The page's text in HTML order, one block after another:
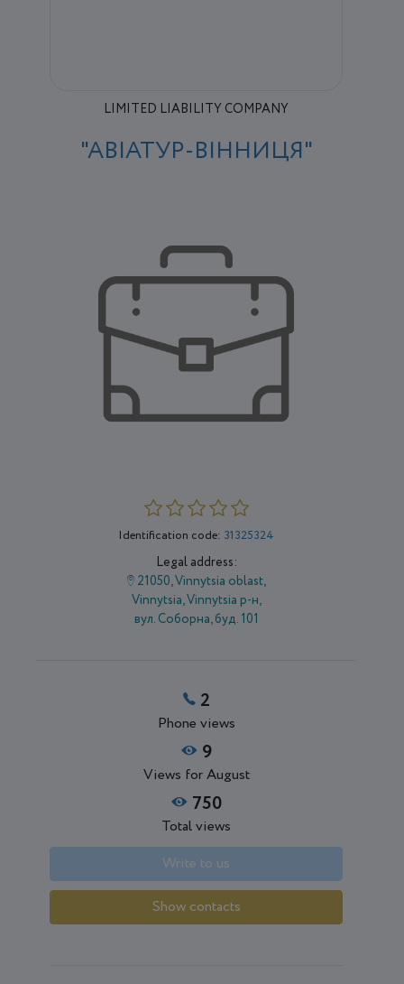
LIMITED LIABILITY COMPANY
"АВІАТУР-ВІННИЦЯ"
Identification code: 31325324
Legal address:
21050, Vinnytsia oblast,
Vіnnytsia, Vinnytsia р-н,
вул. Соборна, буд. 101
2
Phone views
9
Views for August
750
Total views
Write to us
Show contacts